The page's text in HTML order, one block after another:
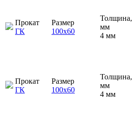
Прокат
ГК
Размер
100х60
Толщина,
мм
4 мм
Прокат
ГК
Размер
100х60
Толщина,
мм
4 мм